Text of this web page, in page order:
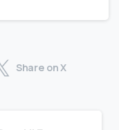
Share on X